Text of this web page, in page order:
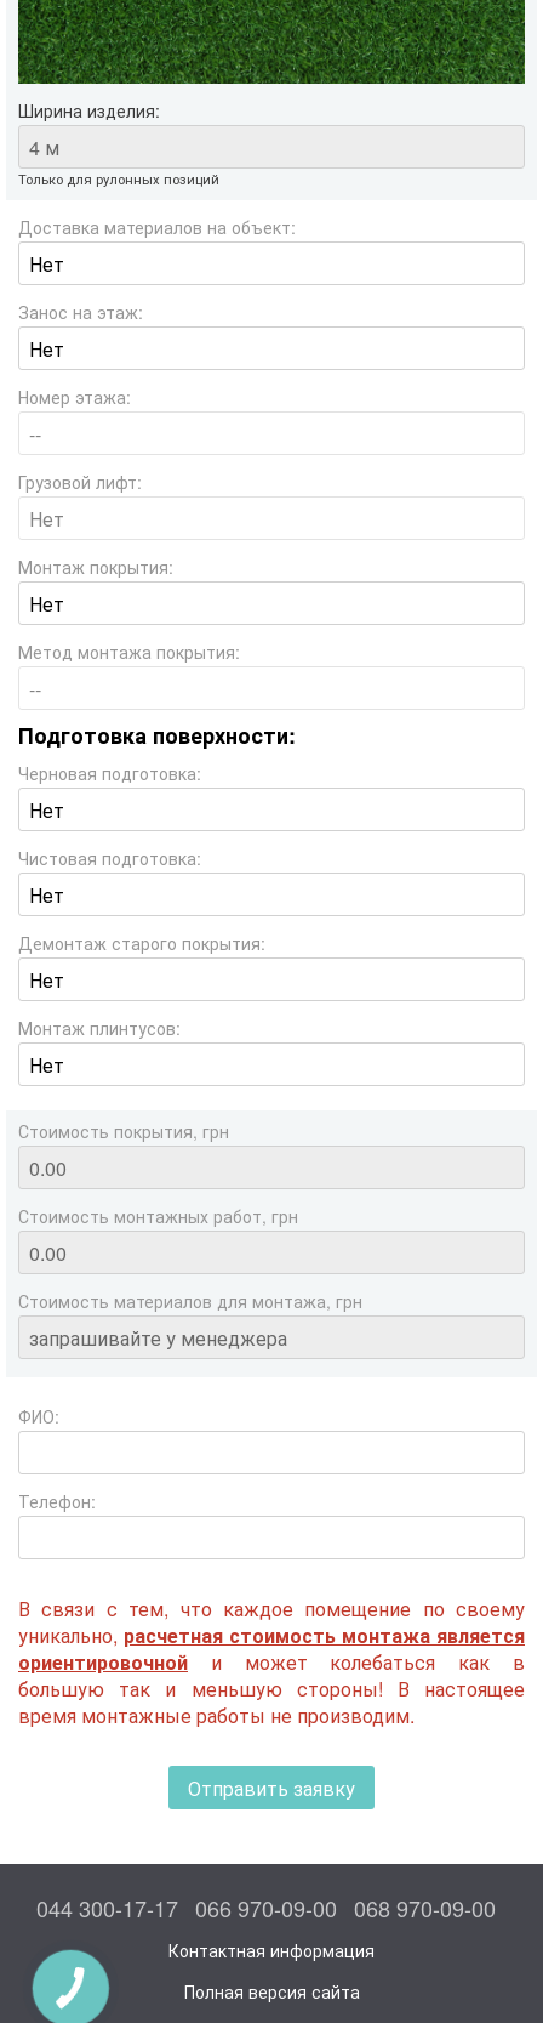
Ширина изделия:
Только для рулонных позиций
Доставка материалов на объект:
Занос на этаж:
Номер этажа:
Грузовой лифт:
Монтаж покрытия:
Метод монтажа покрытия:
Подготовка поверхности:
Черновая подготовка:
Чистовая подготовка:
Демонтаж старого покрытия:
Монтаж плинтусов:
Стоимость покрытия, грн
Стоимость монтажных работ, грн
Стоимость материалов для монтажа, грн
ФИО:
Телефон:
В связи с тем, что каждое помещение по своему
уникально, расчетная стоимость монтажа является
ориентировочной и может колебаться как в
большую так и меньшую стороны! В настоящее
время монтажные работы не производим.
Отправить заявку
044 300-17-17 066 970-09-00 068 970-09-00
Контактная информация
Полная версия сайта